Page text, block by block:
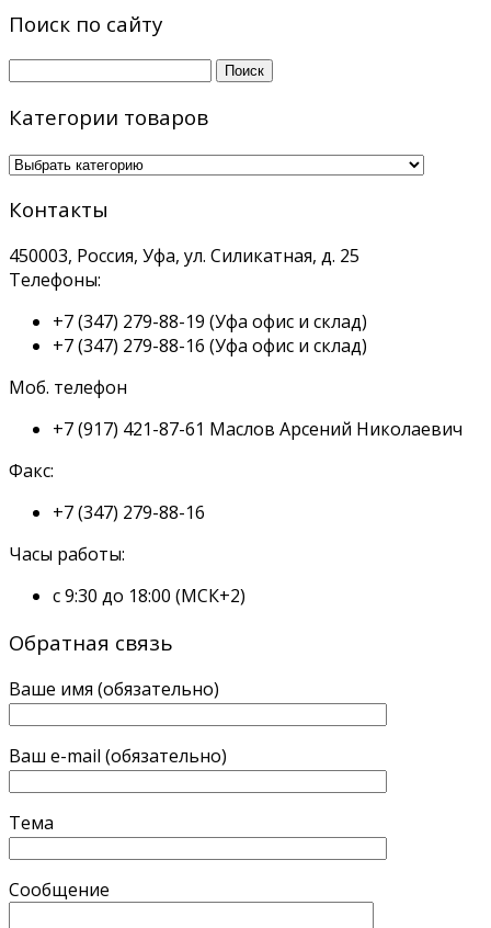
Поиск по сайту
Найти:
Категории товаров
Контакты
450003, Россия, Уфа, ул. Силикатная, д. 25
Телефоны:
+7 (347) 279-88-19 (Уфа офис и склад)
+7 (347) 279-88-16 (Уфа офис и склад)
Моб. телефон
+7 (917) 421-87-61 Маслов Арсений Николаевич
Факс:
+7 (347) 279-88-16
Часы работы:
с 9:30 до 18:00 (МСК+2)
Обратная связь
Ваше имя (обязательно)
Ваш e-mail (обязательно)
Тема
Сообщение